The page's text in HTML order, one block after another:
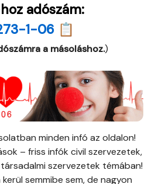
adószám:
1-06 📋
a másoláshoz.)
minden infó az oldalon!
– friss infók civil szervezetek,
szervezetek témában!
kerül semmibe sem, de nagyon